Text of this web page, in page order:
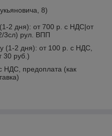
8)
2 дня): от 700 р. с НДС|от
3сл) рул. ВПП
(1-2 дня): от 100 р. с НДС,
30 руб.)
НДС, предоплата (как